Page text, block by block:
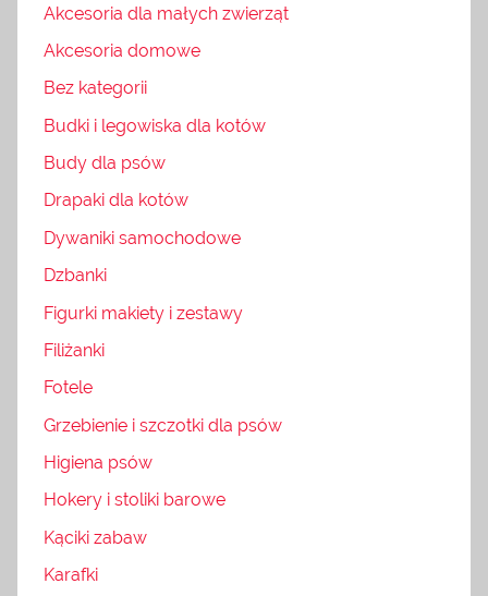
Akcesoria dla małych zwierząt
Akcesoria domowe
Bez kategorii
Budki i legowiska dla kotów
Budy dla psów
Drapaki dla kotów
Dywaniki samochodowe
Dzbanki
Figurki makiety i zestawy
Filiżanki
Fotele
Grzebienie i szczotki dla psów
Higiena psów
Hokery i stoliki barowe
Kąciki zabaw
Karafki